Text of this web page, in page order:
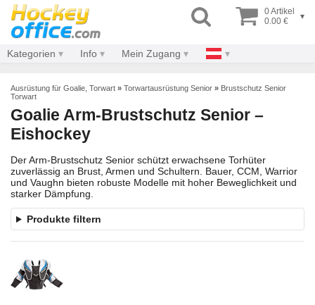
0 Artikel
0.00 €
▾
Kategorien Info Mein Zugang
Ausrüstung für Goalie, Torwart » Torwartausrüstung Senior » Brustschutz Senior
Torwart
Goalie Arm-Brustschutz Senior –
Eishockey
Der Arm-Brustschutz Senior schützt erwachsene Torhüter
zuverlässig an Brust, Armen und Schultern. Bauer, CCM, Warrior
und Vaughn bieten robuste Modelle mit hoher Beweglichkeit und
starker Dämpfung.
Produkte filtern